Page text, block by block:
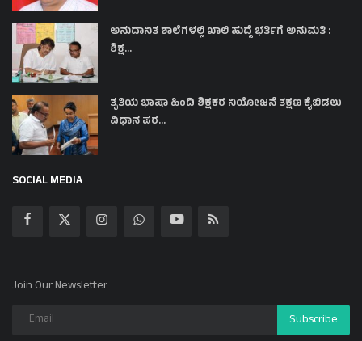
ಅನುದಾನಿತ ಶಾಲೆಗಳಲ್ಲಿ ಖಾಲಿ ಹುದ್ದೆ ಭರ್ತಿಗೆ ಅನುಮತಿ :
ಶಿಕ್ಷ...
ತೃತಿಯ ಭಾಷಾ ಹಿಂದಿ ಶಿಕ್ಷಕರ ನಿಯೋಜನೆ ತಕ್ಷಣ ಕೈಬಿಡಲು
ವಿಧಾನ ಪರ...
SOCIAL MEDIA
Join Our Newsletter
Subscribe